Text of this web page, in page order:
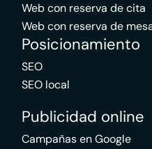
Web con reserva de cita
Web con reserva de
Posicionamiento
SEO
SEO local
Publicidad online
Campañas en Google